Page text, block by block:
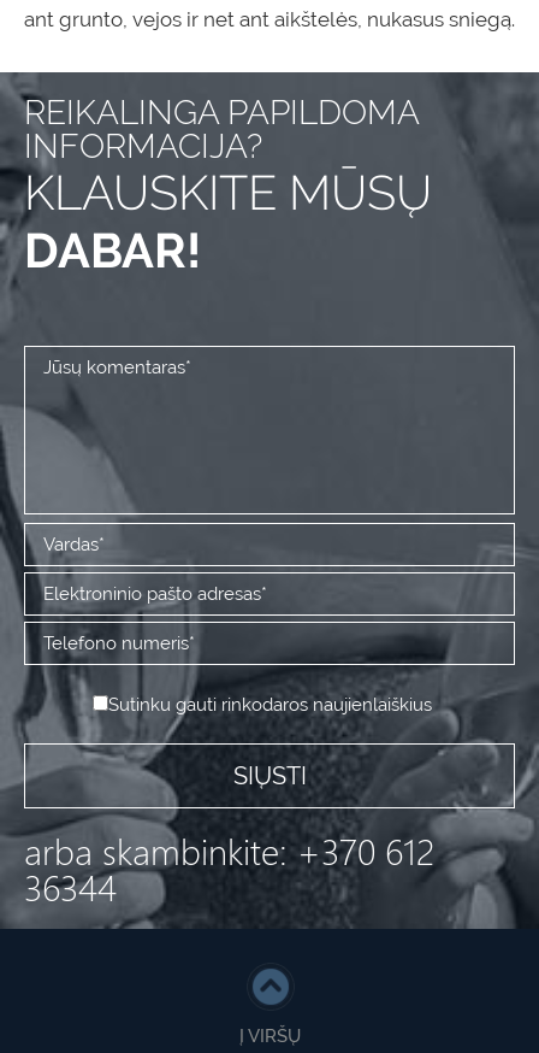
ant grunto, vejos ir net ant aikštelės, nukasus sniegą.
REIKALINGA PAPILDOMA
INFORMACIJA?
KLAUSKITE MŪSŲ
DABAR!
Sutinku gauti rinkodaros naujienlaiškius
arba skambinkite: +370 612
36344
Į VIRŠŲ